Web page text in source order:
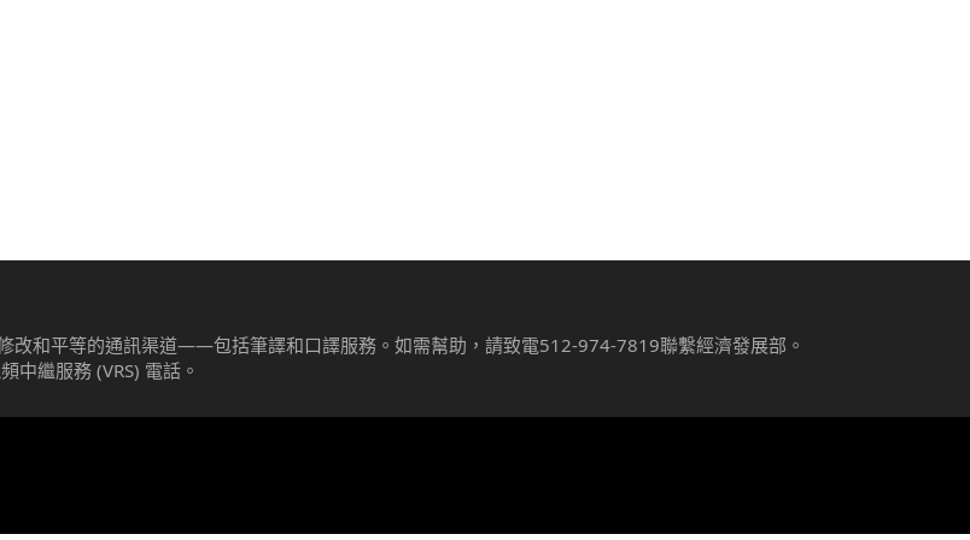
改和平等的通訊渠道——包括筆譯和口譯服務。如需幫助，請致電512-974-7819聯繫經濟發展部。
中繼服務 (VRS) 電話。